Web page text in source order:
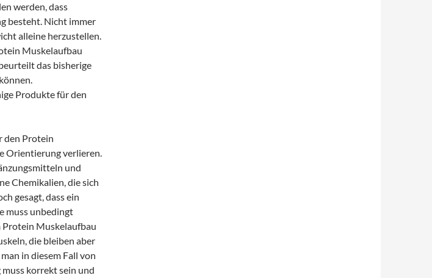
werden, dass
besteht. Nicht immer
alleine herzustellen.
Muskelaufbau
das bisherige
Produkte für den
den Protein
Orientierung verlieren.
und
Chemikalien, die sich
gesagt, dass ein
muss unbedingt
Protein Muskelaufbau
die bleiben aber
in diesem Fall von
muss korrekt sein und